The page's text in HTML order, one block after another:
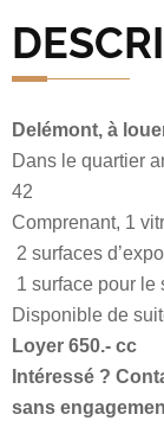
Delémont, à
Dans le quartier
42
Comprenant, 1
2 surfaces
1 surface pour le
Disponible de
Loyer 650.- cc
Intéressé ?
sans